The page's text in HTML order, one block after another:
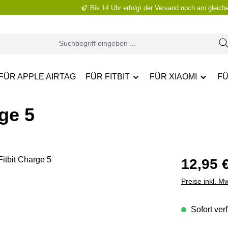
Bis 14 Uhr erfolgt der Versand noch am
FÜR APPLE AIRTAG FÜR FITBIT FÜR XIAOMI
5
Regulärer
12,95
Preise inkl.
Sofort